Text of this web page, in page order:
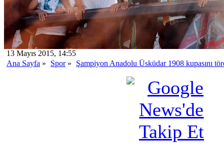
13 Mayıs 2015, 14:55
Ana Sayfa » Spor» Şampiyon Anadolu Üsküdar 1908 kupasını